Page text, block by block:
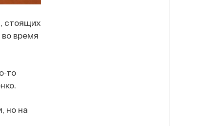
стоящих
время
то
но на